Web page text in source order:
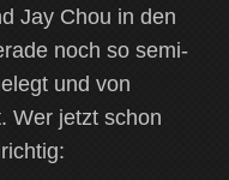
Jay Chou in den
noch so semi-
und von
Wer jetzt schon